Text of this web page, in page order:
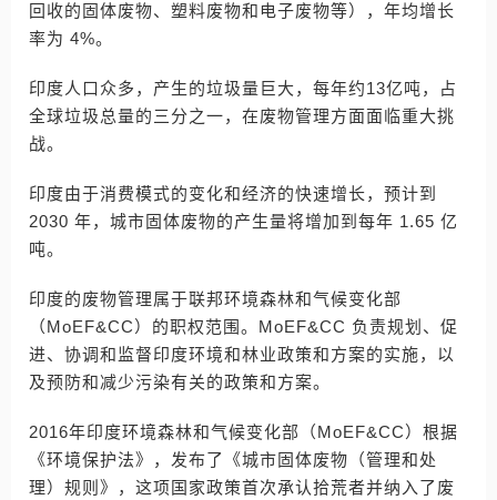
回收的固体废物、塑料废物和电子废物等），年均增长
率为 4%。
印度人口众多，产生的垃圾量巨大，每年约13亿吨，占
全球垃圾总量的三分之一，在废物管理方面面临重大挑
战。
印度由于消费模式的变化和经济的快速增长，预计到
2030 年，城市固体废物的产生量将增加到每年 1.65 亿
吨。
印度的废物管理属于联邦环境森林和气候变化部
（MoEF&CC）的职权范围。MoEF&CC 负责规划、促
进、协调和监督印度环境和林业政策和方案的实施，以
及预防和减少污染有关的政策和方案。
2016年印度环境森林和气候变化部（MoEF&CC）根据
《环境保护法》，发布了《城市固体废物（管理和处
理）规则》，这项国家政策首次承认拾荒者并纳入了废